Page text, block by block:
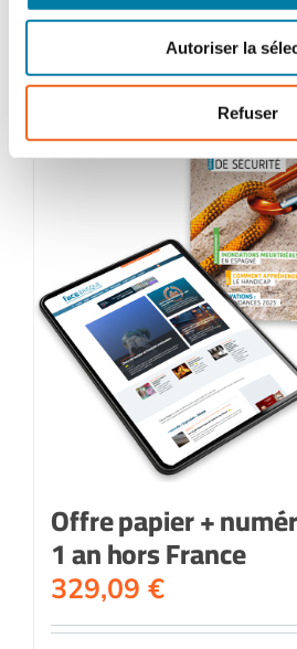
Autoriser la
Refuser
Offre papier +
1 an hors France
329,09 €